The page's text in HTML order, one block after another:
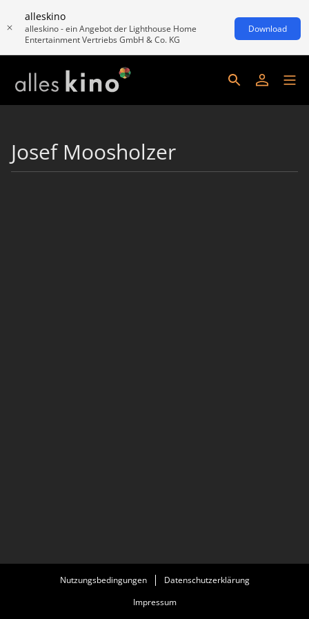
alleskino
alleskino - ein Angebot der Lighthouse Home
Entertainment Vertriebs GmbH & Co. KG
Download
Josef Moosholzer
Nutzungsbedingungen
Datenschutzerklärung
Impressum